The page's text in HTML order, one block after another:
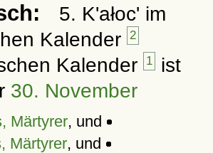
5. K'ałoc' im
Kalender
2
Kalender 1 ist
30. November
Märtyrer, und
Märtyrer, und